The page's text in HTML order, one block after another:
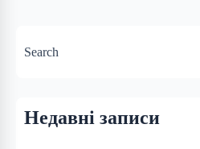
Search
Недавні записи